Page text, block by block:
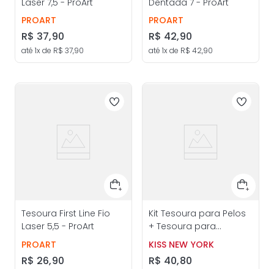
PROART
R$ 37,90
até 1x de R$ 37,90
PROART
R$ 42,90
até 1x de R$ 42,90
Tesoura First Line Fio
Laser 5,5 - ProArt
PROART
R$ 26,90
Kit Tesoura para Pelos
+ Tesoura para
Sobrancelhas - ProArt
KISS NEW YORK
R$ 40,80